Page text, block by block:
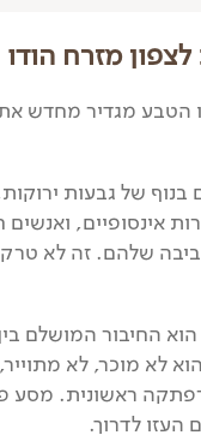
מזרח הודו
הטבע מגדיר מחדש
בנוף של גבעות
אינסופיים, ואנשים
שלהם. זה לא טרק
החיבור המושלם
לא מוכר, לא
ראשונית. מסע
לדרוך.